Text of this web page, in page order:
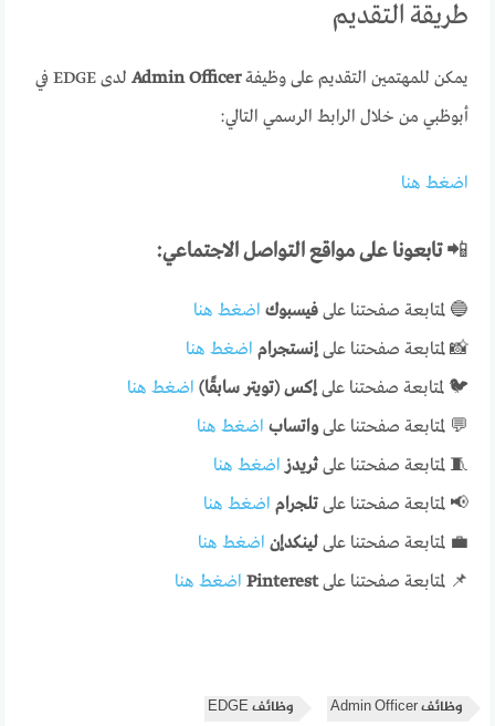
طريقة التقديم
يمكن للمهتمين التقديم على وظيفةAdmin Officer
لدى EDGE في
أبوظبي من خلال الرابط الرسمي التالي:
اضغط هنا
📲تابعونا على مواقع التواصل الاجتماعي:
🔵 لمتابعة صفحتنا علىفيسبوك اضغط هنا
📸 لمتابعة صفحتنا علىإنستجرام اضغط هنا
🐦 لمتابعة صفحتنا علىإكس (تويتر سابقًا) اضغط هنا
💬 لمتابعة صفحتنا علىواتساب اضغط هنا
🧵 لمتابعة صفحتنا علىثريدز اضغط هنا
📢 لمتابعة صفحتنا علىتلجرام اضغط هنا
💼 لمتابعة صفحتنا علىلينكدإن اضغط هنا
📌 لمتابعة صفحتنا علىPinterest اضغط هنا
وظائف Admin Officer
وظائف EDGE